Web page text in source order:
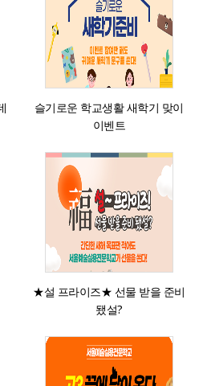
슬기로운 학교생활 새학기 맞이
이벤트
★설 프라이즈★ 선물 받을 준비
됐설?